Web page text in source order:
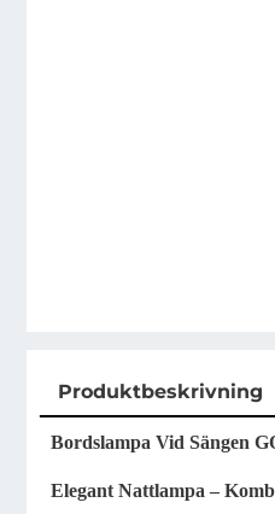
Produktbeskrivning
Bordslampa Vid Sängen
Elegant Nattlampa –